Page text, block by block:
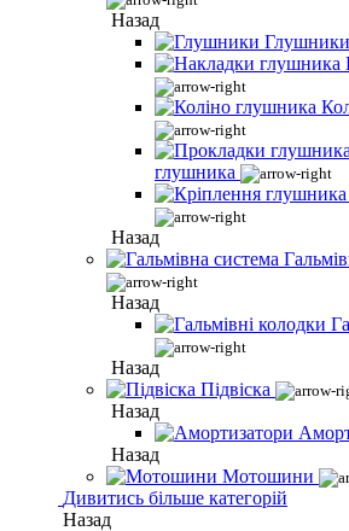
Назад
Глушники
глушника
Назад
Назад
Назад
Підвіска
Назад
Назад
Мотошини
Дивитись більше категорій
Назад